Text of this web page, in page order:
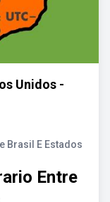
Unidos -
Brasil E Estados
Entre